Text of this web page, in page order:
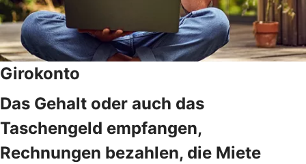
Girokonto
Das Gehalt oder auch das
Taschengeld empfangen,
Rechnungen bezahlen, die Miete